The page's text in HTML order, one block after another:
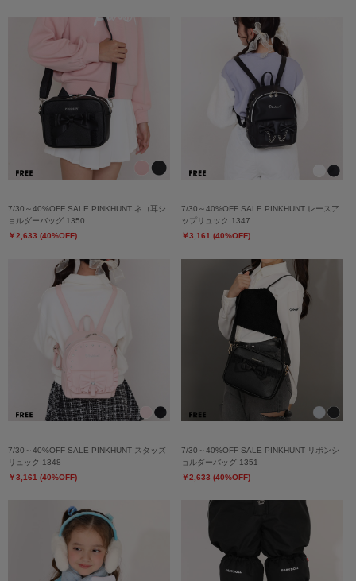
7/30～40%OFF SALE PINKHUNT ネコ耳シ
ョルダーバッグ 1350
￥2,633 (40%OFF)
7/30～40%OFF SALE PINKHUNT レースア
ップリュック 1347
￥3,161 (40%OFF)
7/30～40%OFF SALE PINKHUNT スタッズ
リュック 1348
￥3,161 (40%OFF)
7/30～40%OFF SALE PINKHUNT リボンシ
ョルダーバッグ 1351
￥2,633 (40%OFF)